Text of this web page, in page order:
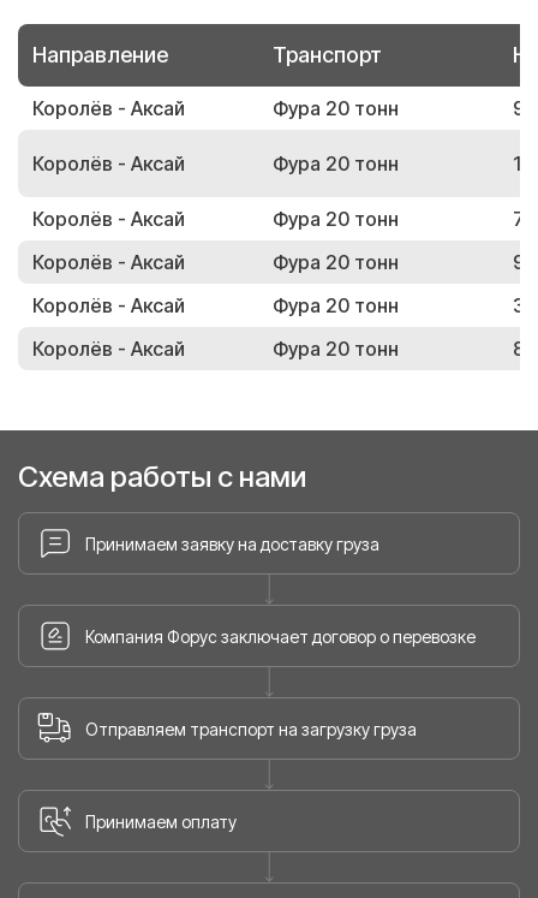
Направление Транспорт
Королёв - Аксай Фура 20 тонн
Королёв - Аксай Фура 20 тонн
Королёв - Аксай Фура 20 тонн
Королёв - Аксай
Фура 20 тонн
Королёв - Аксай
Фура 20 тонн
Королёв - Аксай
Фура 20 тонн
Схема работы с нами
Принимаем заявку на доставку груза
Компания Форус заключает договор о перевозке
Отправляем транспорт на загрузку груза
Принимаем оплату